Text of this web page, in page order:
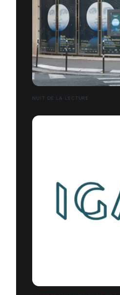
NUIT DE LA LECTURE